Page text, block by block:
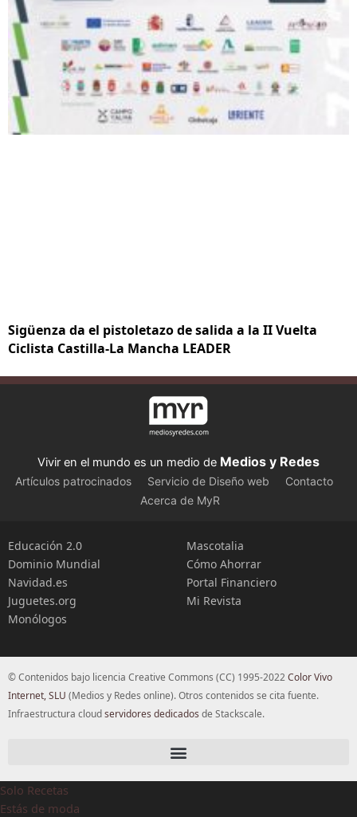
Sigüenza da el pistoletazo de salida a la II Vuelta
Ciclista Castilla-La Mancha LEADER
Vivir en el mundo es un medio de Medios y Redes
Artículos patrocinados Servicio de Diseño web
Contacto
Acerca de MyR
Educación 2.0
Dominio Mundial
Navidad.es
Juguetes.org
Monólogos
Mascotalia
Cómo Ahorrar
Portal Financiero
Mi Revista
© Contenidos bajo licencia Creative Commons (CC) 1995-2022Color Vivo
Internet, SLU (Medios y Redes online). Otros contenidos se cita fuente.
Infraestructura cloudservidores dedicados de Stackscale.
Solo Recetas
Estás de moda